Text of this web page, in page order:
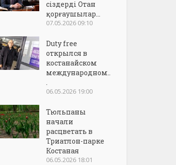
сіздерді Отан
қорғаушылар...
07.05.2026 09:10
Duty free
открылся в
костанайском
международном..
.
06.05.2026 19:00
Тюльпаны
начали
расцветать в
Триатлон-парке
Костаная
06.05.2026 18:01